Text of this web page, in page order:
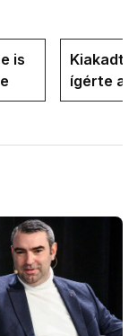
is
Kiakadt
ígérte a
Magyar